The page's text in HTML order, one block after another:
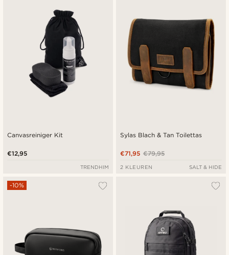
Canvasreiniger Kit
€12,95
TRENDHIM
Sylas Blach & Tan Toilettas
€79,95
€71,95
2 KLEUREN SALT & HIDE
-10%